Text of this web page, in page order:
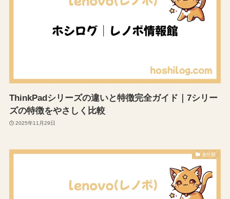
ThinkPadシリーズの違いと特徴完全ガイド｜7シリー
ズの特徴をやさしく比較
2025年11月29日
未分類